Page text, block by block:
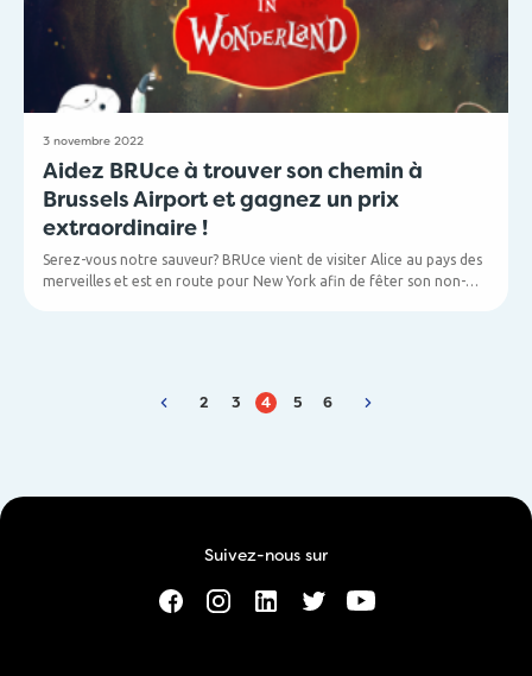
3 novembre 2022
Aidez BRUce à trouver son chemin à
Brussels Airport et gagnez un prix
extraordinaire !
Serez-vous notre sauveur? BRUce vient de visiter Alice au pays des
merveilles et est en route pour New York afin de fêter son non-
2 3 4 5 6
Suivez-nous sur